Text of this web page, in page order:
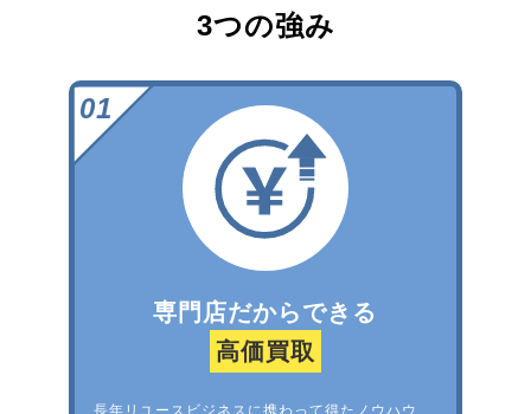
3つの強み
専門店だからできる
高価買取